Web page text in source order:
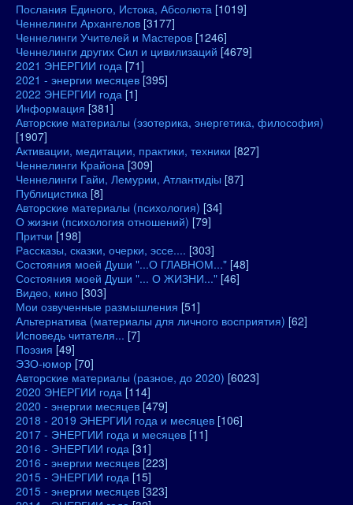
Послания Единого, Истока, Абсолюта [1019]
Ченнелинги Архангелов [3177]
Ченнелинги Учителей и Мастеров [1246]
Ченнелинги других Сил и цивилизаций [4679]
2021 ЭНЕРГИИ года [71]
2021 - энергии месяцев [395]
2022 ЭНЕРГИИ года [1]
Информация [381]
Авторские материалы (эзотерика, энергетика, философия)
[1907]
Активации, медитации, практики, техники [827]
Ченнелинги Крайона [309]
Ченнелинги Гайи, Лемурии, Атлантидіы [87]
Публицистика [8]
Авторские материалы (психология) [34]
О жизни (психология отношений) [79]
Притчи [198]
Рассказы, сказки, очерки, эссе.... [303]
Состояния моей Души "...О ГЛАВНОМ..." [48]
Состояния моей Души "... О ЖИЗНИ..." [46]
Видео, кино [303]
Мои озвученные размышления [51]
Альтернатива (материалы для личного восприятия) [62]
Исповедь читателя... [7]
Поэзия [49]
ЭЗО-юмор [70]
Авторские материалы (разное, до 2020) [6023]
2020 ЭНЕРГИИ года [114]
2020 - энергии месяцев [479]
2018 - 2019 ЭНЕРГИИ года и месяцев [106]
2017 - ЭНЕРГИИ года и месяцев [11]
2016 - ЭНЕРГИИ года [31]
2016 - энергии месяцев [223]
2015 - ЭНЕРГИИ года [15]
2015 - энергии месяцев [323]